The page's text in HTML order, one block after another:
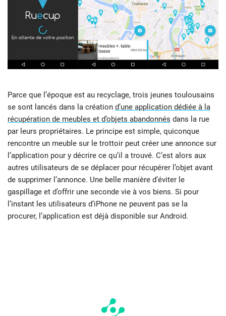
Parce que l’époque est au recyclage, trois jeunes toulousains
se sont lancés dans la création d’une application dédiée à la
récupération de meubles et d’objets abandonnés dans la rue
par leurs propriétaires. Le principe est simple, quiconque
rencontre un meuble sur le trottoir peut créer une annonce sur
l’application pour y décrire ce qu’il a trouvé. C’est alors aux
autres utilisateurs de se déplacer pour récupérer l’objet avant
de supprimer l’annonce. Une belle manière d’éviter le
gaspillage et d’offrir une seconde vie à vos biens. Si pour
l’instant les utilisateurs d’iPhone ne peuvent pas se la
procurer, l’application est déjà disponible sur Android.